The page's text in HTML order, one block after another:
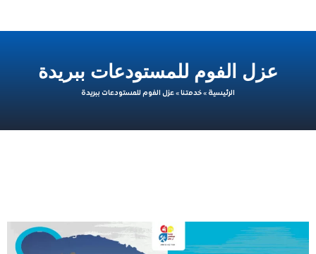
عزل الفوم للمستودعات ببريدة
خدمتنا»عزل الفوم للمستودعات ببريدة